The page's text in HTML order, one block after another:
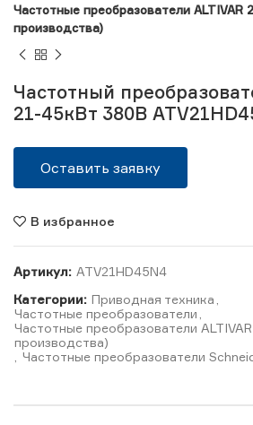
Частотные преобразователи ALTIVAR
производства)
Частотный
21-45кВт 380В
Оставить заявку
В избранное
Артикул: ATV21HD45N4
Категории: Приводная техника
Частотные преобразователи
Частотные преобразователи ALTIVAR
производства)
Частотные преобразователи